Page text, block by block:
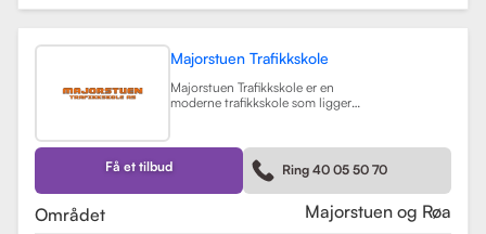
Majorstuen Trafikkskole
Majorstuen Trafikkskole er en
moderne trafikkskole som ligger
etablert i 2015 og har raskt blitt
kjent for sin høye kvalitet på
opplæring. Alle instruktørene er
pedagogisk utdannet fra Nord
Universitet og Met Universitet, noe
som sikrer en profesjonell og trygg
Få et tilbud Ring 40 05 50 70
Området
Majorstuen og Røa